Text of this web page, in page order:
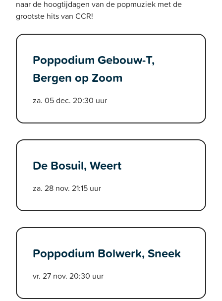
naar de hoogtijdagen van de popmuziek met de
grootste hits van CCR!
Poppodium Gebouw-T,
Bergen op Zoom
za. 05 dec. 20:30 uur
De Bosuil, Weert
za. 28 nov. 21:15 uur
Poppodium Bolwerk, Sneek
vr. 27 nov. 20:30 uur